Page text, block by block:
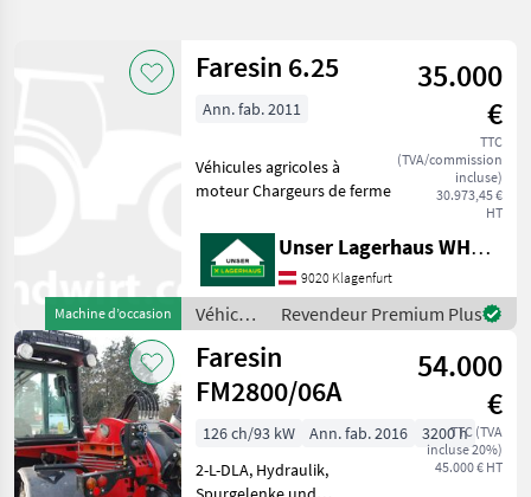
Catégorie 4 Pays Filtres
Chargeurs
De Ferme
Faresin
CHOISIR
UNE
CATÉGORIE
2
résultats
Machine d’occasion
Faresin 6.25
35.000
€
TTC
(TVA/commission
incluse)
30.973,45 €
HT
Ann. fab. 2011
Véhicules agricoles à
moteur Chargeurs de ferme
Unser Lagerhaus WHG, Kärnten, Klagenfurt
9020 Klagenfurt
Véhicules
agricoles
à
moteur /
Faresin
Revendeur Premium Plus
Faresin
FM2800/06A
54.000
€
TTC (TVA
incluse 20%)
45.000 € HT
126 ch/93 kW Ann. fab. 2016
3200 h
2-L-DLA, Hydraulik,